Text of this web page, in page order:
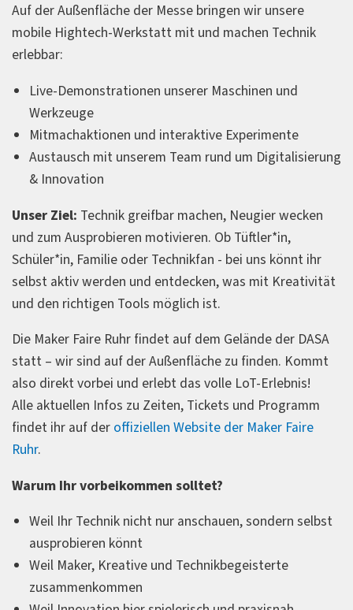
Auf der Außenfläche der Messe bringen wir unsere
mobile Hightech-Werkstatt mit und machen Technik
erlebbar:
Live-Demonstrationen unserer Maschinen und
Werkzeuge
Mitmachaktionen und interaktive Experimente
Austausch mit unserem Team rund um Digitalisierung
& Innovation
Unser Ziel: Technik greifbar machen, Neugier wecken
und zum Ausprobieren motivieren. Ob Tüftler*in,
Schüler*in, Familie oder Technikfan - bei uns könnt ihr
selbst aktiv werden und entdecken, was mit Kreativität
und den richtigen Tools möglich ist.
Die Maker Faire Ruhr findet auf dem Gelände der DASA
statt – wir sind auf der Außenfläche zu finden. Kommt
also direkt vorbei und erlebt das volle LoT-Erlebnis!
Alle aktuellen Infos zu Zeiten, Tickets und Programm
findet ihr auf der offiziellen Website der Maker Faire
Ruhr.
Warum Ihr vorbeikommen solltet?
Weil Ihr Technik nicht nur anschauen, sondern selbst
ausprobieren könnt
Weil Maker, Kreative und Technikbegeisterte
zusammenkommen